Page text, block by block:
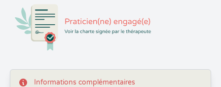
Informations complémentaires